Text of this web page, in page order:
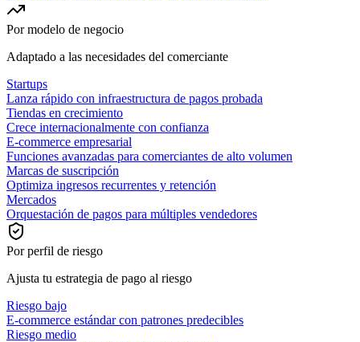
Por modelo de negocio
Adaptado a las necesidades del comerciante
Startups
Lanza rápido con infraestructura de pagos probada
Tiendas en crecimiento
Crece internacionalmente con confianza
E-commerce empresarial
Funciones avanzadas para comerciantes de alto volumen
Marcas de suscripción
Optimiza ingresos recurrentes y retención
Mercados
Orquestación de pagos para múltiples vendedores
Por perfil de riesgo
Ajusta tu estrategia de pago al riesgo
Riesgo bajo
E-commerce estándar con patrones predecibles
Riesgo medio